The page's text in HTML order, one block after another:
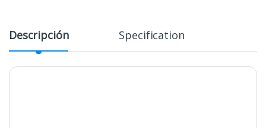
Descripción Specification